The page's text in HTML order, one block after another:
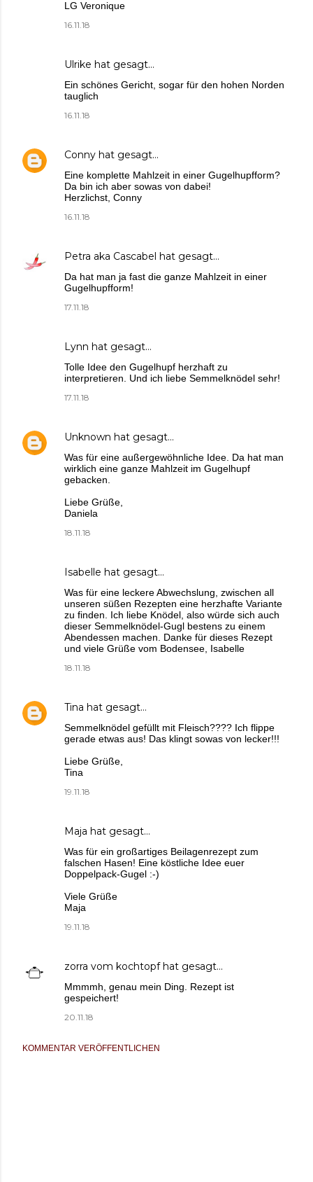
LG Veronique
16.11.18
Ulrike hat gesagt…
Ein schönes Gericht, sogar für den hohen Norden
tauglich
16.11.18
Conny hat gesagt…
Eine komplette Mahlzeit in einer Gugelhupfform?
Da bin ich aber sowas von dabei!
Herzlichst, Conny
16.11.18
Petra aka Cascabel hat gesagt…
Da hat man ja fast die ganze Mahlzeit in einer
Gugelhupfform!
17.11.18
Lynn hat gesagt…
Tolle Idee den Gugelhupf herzhaft zu
interpretieren. Und ich liebe Semmelknödel sehr!
17.11.18
Unknown hat gesagt…
Was für eine außergewöhnliche Idee. Da hat man
wirklich eine ganze Mahlzeit im Gugelhupf
gebacken.
Liebe Grüße,
Daniela
18.11.18
Isabelle hat gesagt…
Was für eine leckere Abwechslung, zwischen all
unseren süßen Rezepten eine herzhafte Variante
zu finden. Ich liebe Knödel, also würde sich auch
dieser Semmelknödel-Gugl bestens zu einem
Abendessen machen. Danke für dieses Rezept
und viele Grüße vom Bodensee, Isabelle
18.11.18
Tina hat gesagt…
Semmelknödel gefüllt mit Fleisch???? Ich flippe
gerade etwas aus! Das klingt sowas von lecker!!!
Liebe Grüße,
Tina
19.11.18
Maja hat gesagt…
Was für ein großartiges Beilagenrezept zum
falschen Hasen! Eine köstliche Idee euer
Doppelpack-Gugel :-)
Viele Grüße
Maja
19.11.18
zorra vom kochtopfhat gesagt…
Mmmmh, genau mein Ding. Rezept ist
gespeichert!
20.11.18
KOMMENTAR VERÖFFENTLICHEN